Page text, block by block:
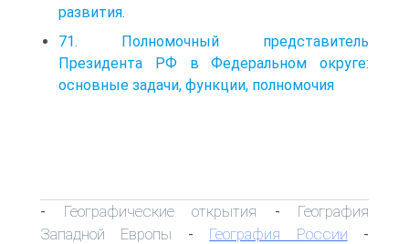
развития.
71. Полномочный представитель
Президента РФ в Федеральном округе:
основные задачи, функции, полномочия
- Географические открытия - География
Западной Европы - География России -